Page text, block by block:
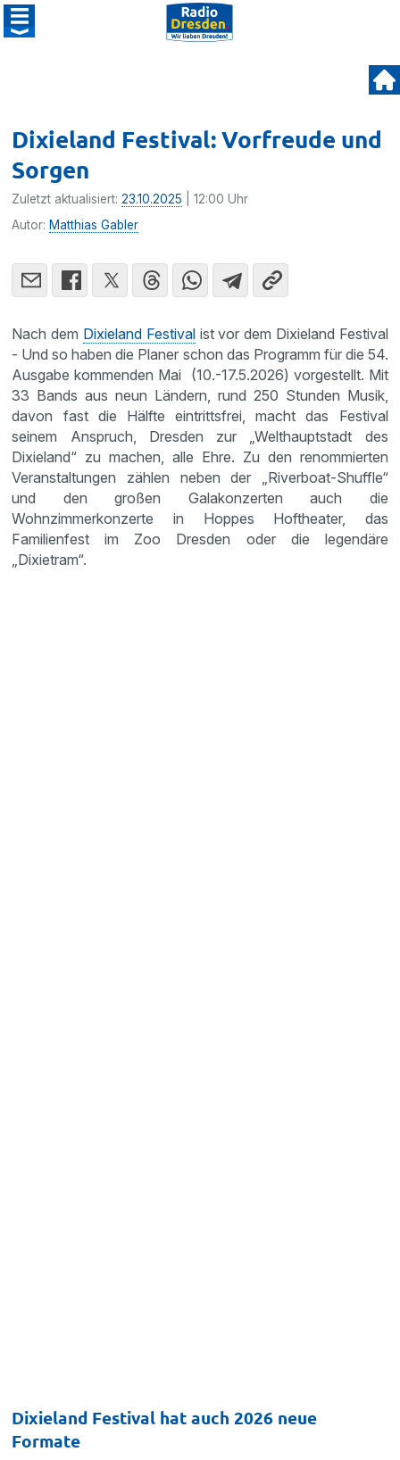
Dixieland Festival: Vorfreude und
Sorgen
Zuletzt aktualisiert:23.10.2025 | 12:00 Uhr
Autor: Matthias Gabler
Nach dem Dixieland Festivalist vor dem Dixieland Festival
- Und so haben die Planer schon das Programm für die 54.
Ausgabe kommenden Mai (10.-17.5.2026) vorgestellt. Mit
33 Bands aus neun Ländern, rund 250 Stunden Musik,
davon fast die Hälfte eintrittsfrei, macht das Festival
seinem Anspruch, Dresden zur „Welthauptstadt des
Dixieland“ zu machen, alle Ehre. Zu den renommierten
Veranstaltungen zählen neben der „Riverboat-Shuffle“
und den großen Galakonzerten auch die
Wohnzimmerkonzerte in Hoppes Hoftheater, das
Familienfest im Zoo Dresden oder die legendäre
„Dixietram“.
Dixieland Festival hat auch 2026 neue
Formate